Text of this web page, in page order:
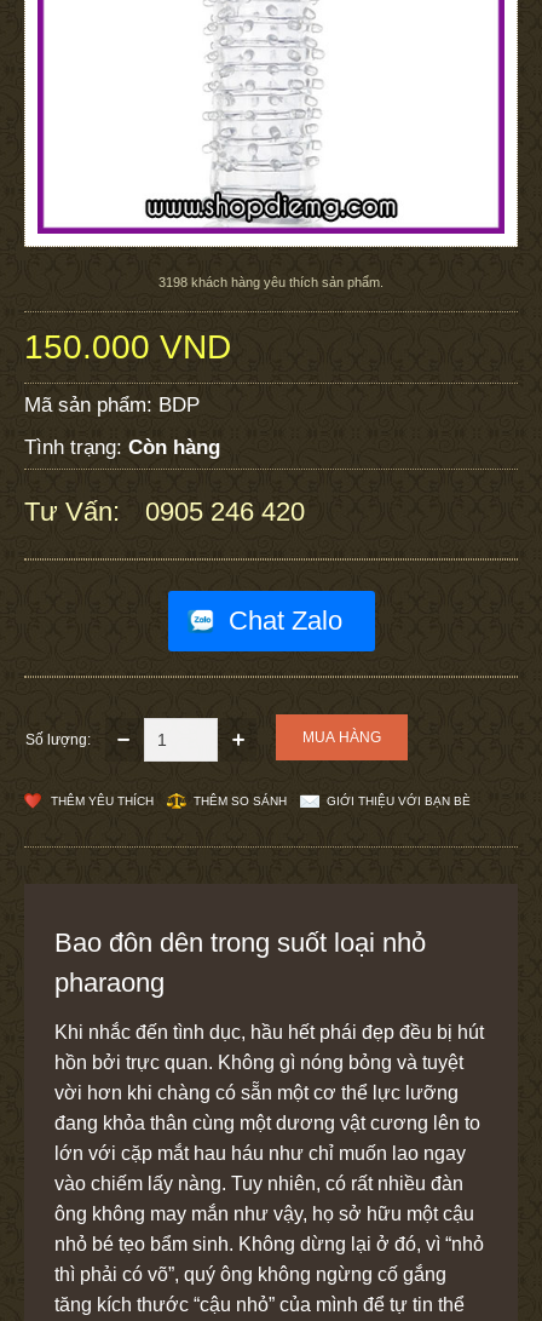
3198 khách hàng yêu thích sản phẩm.
150.000 VND
Mã sản phẩm: BDP
Tình trạng: Còn hàng
Tư Vấn: 0905 246 420
Chat Zalo
Số lượng:
THÊM YÊU THÍCH THÊM SO SÁNH GIỚI THIỆU VỚI BẠN BÈ
Bao đôn dên trong suốt loại nhỏ
pharaong
Khi nhắc đến tình dục, hầu hết phái đẹp đều bị hút
hồn bởi trực quan. Không gì nóng bỏng và tuyệt
vời hơn khi chàng có sẵn một cơ thể lực lưỡng
đang khỏa thân cùng một dương vật cương lên to
lớn với cặp mắt hau háu như chỉ muốn lao ngay
vào chiếm lấy nàng. Tuy nhiên, có rất nhiều đàn
ông không may mắn như vậy, họ sở hữu một cậu
nhỏ bé tẹo bẩm sinh. Không dừng lại ở đó, vì “nhỏ
thì phải có võ”, quý ông không ngừng cố gắng
tăng kích thước “cậu nhỏ” của mình để tự tin thể